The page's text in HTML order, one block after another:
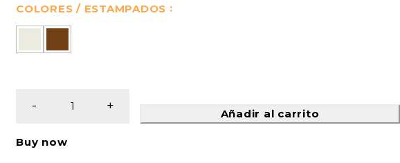
COLORES / ESTAMPADOS
Añadir al carrito
Buy now